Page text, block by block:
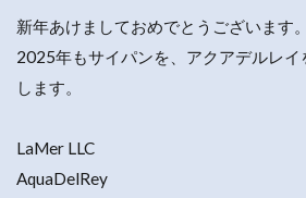
新年あけましておめでとうございます。
2025年もサイパンを、アクアデルレイ
します。
LaMer LLC
AquaDelRey